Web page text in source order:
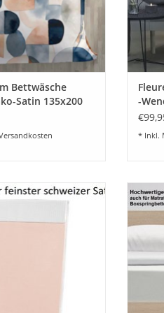
Bettwäsche
Satin 135x200
-
* Inkl.
Uni Spannbettlaken von
Diese Satinqualität
Wunschfarben
Sondergrößen /
nach Kundenwunsch.